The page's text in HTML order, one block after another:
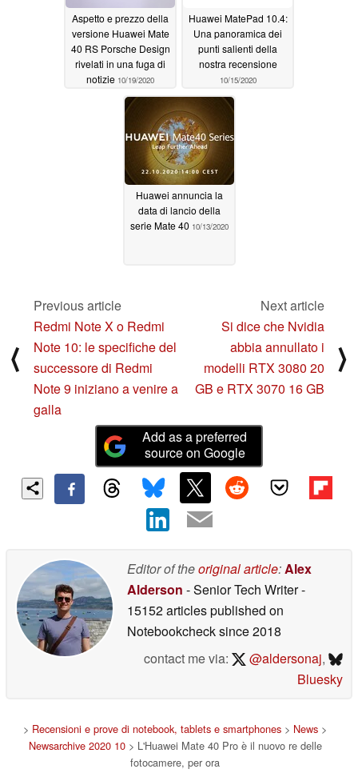
Aspetto e prezzo della
versione Huawei Mate
40 RS Porsche Design
rivelati in una fuga di
notizie 10/19/2020
Huawei MatePad 10.4:
Una panoramica dei
punti salienti della
nostra recensione
10/15/2020
Huawei annuncia la
data di lancio della
serie Mate 40 10/13/2020
⟨
Previous article
Redmi Note X o Redmi
Note 10: le specifiche del
successore di Redmi
Note 9 iniziano a venire a
galla
Next article
Si dice che Nvidia
abbia annullato i
modelli RTX 3080 20
GB e RTX 3070 16 GB
⟩
Add as a preferred
source on Google
Editor of theoriginal article:Alex
Alderson - Senior Tech Writer-
15152 articles published on
Notebookchecksince 2018
contact me via:
@aldersonaj,
Bluesky
> Recensioni e prove di notebook, tablets e smartphones > News >
Newsarchive 2020 10> L'Huawei Mate 40 Pro è il nuovo re delle
fotocamere, per ora